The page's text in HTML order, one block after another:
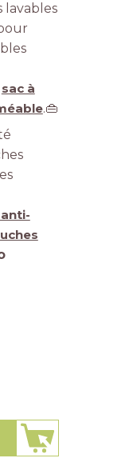
lavables
sac à
.👜